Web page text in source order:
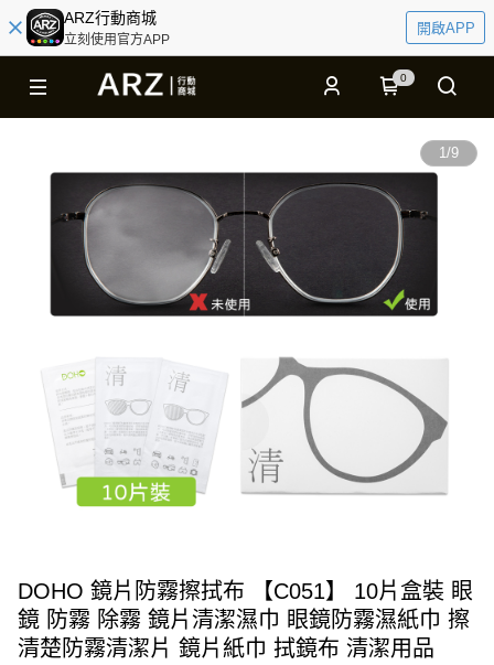
ARZ行動商城
立刻使用官方APP
開啟APP
0
1/9
DOHO 鏡片防霧擦拭布 【C051】 10片盒裝 眼
鏡 防霧 除霧 鏡片清潔濕巾 眼鏡防霧濕紙巾 擦
清楚防霧清潔片 鏡片紙巾 拭鏡布 清潔用品